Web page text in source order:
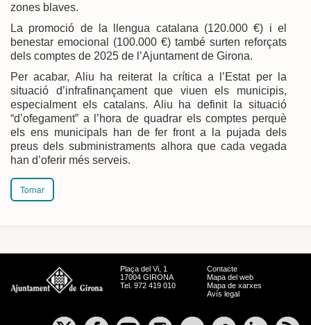
zones blaves.
La promoció de la llengua catalana (120.000 €) i el
benestar emocional (100.000 €) també surten reforçats
dels comptes de 2025 de l’Ajuntament de Girona.
Per acabar, Aliu ha reiterat la crítica a l’Estat per la
situació d’infrafinançament que viuen els municipis,
especialment els catalans. Aliu ha definit la situació
“d’ofegament” a l’hora de quadrar els comptes perquè
els ens municipals han de fer front a la pujada dels
preus dels subministraments alhora que cada vegada
han d’oferir més serveis.
Tornar
Plaça del Vi, 1
17004 GIRONA
Tel. 972 419 010
Contacte
Mapa del web
Mapa de xarxes
Avís legal